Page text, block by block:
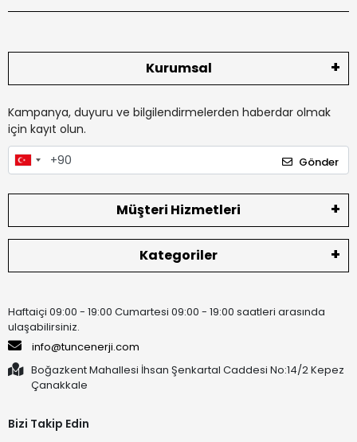
Kurumsal
Kampanya, duyuru ve bilgilendirmelerden haberdar olmak
için kayıt olun.
Gönder
Müşteri Hizmetleri
Kategoriler
Haftaiçi 09:00 - 19:00 Cumartesi 09:00 - 19:00 saatleri arasında
ulaşabilirsiniz.
info@tuncenerji.com
Boğazkent Mahallesi İhsan Şenkartal Caddesi No:14/2 Kepez
Çanakkale
Bizi Takip Edin